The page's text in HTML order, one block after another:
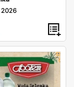
2026